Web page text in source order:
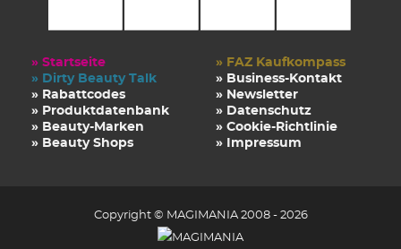
» Startseite
» Dirty Beauty Talk
» Rabattcodes
» Produktdatenbank
» Beauty-Marken
» Beauty Shops
» FAZ Kaufkompass
» Business-Kontakt
» Newsletter
» Datenschutz
» Cookie-Richtlinie
» Impressum
Copyright © MAGIMANIA 2008 - 2026